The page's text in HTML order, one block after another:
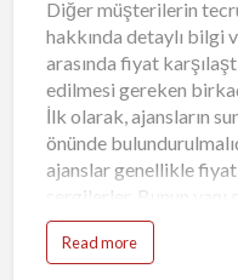
Diğer müşterilerin
hakkında detaylı bilgi
arasında fiyat
edilmesi gereken
İlk olarak, ajansların
önünde
ajanslar genellikle
sergilerler. Bunun yanı
paketler ve hizmet
yapılırken dikkate
Read more